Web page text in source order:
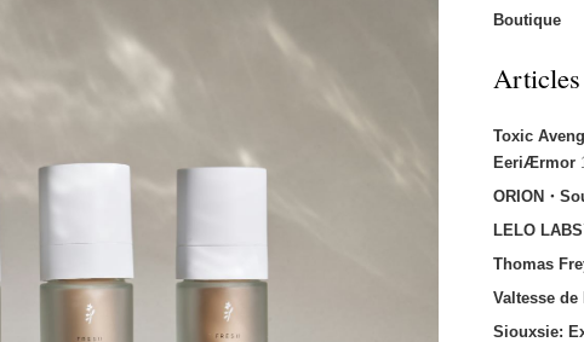
Boutique
Articles
Toxic
EeriÆrmor
ORION・
LELO
Thomas
Valtesse de
Siouxsie: